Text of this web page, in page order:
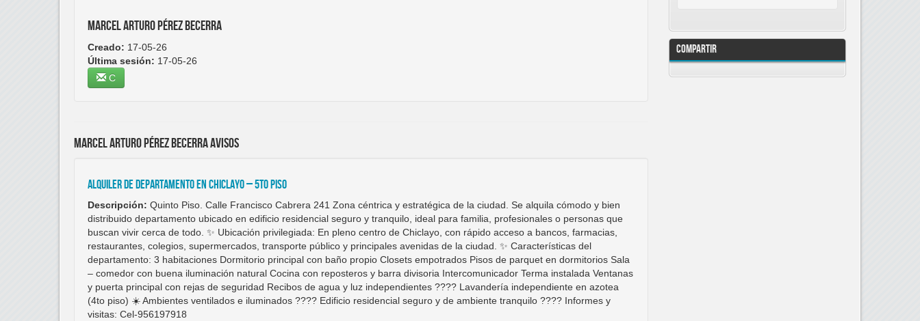
Marcel Arturo Pérez Becerra
Creado: 17-05-26
Última sesión: 17-05-26
C
Marcel Arturo Pérez Becerra avisos
ALQUILER DE DEPARTAMENTO EN CHICLAYO – 5TO PISO
Descripción: Quinto Piso. Calle Francisco Cabrera 241 Zona céntrica y estratégica de la ciudad. Se alquila cómodo y bien
distribuido departamento ubicado en edificio residencial seguro y tranquilo, ideal para familia, profesionales o personas que
buscan vivir cerca de todo. ✨ Ubicación privilegiada: En pleno centro de Chiclayo, con rápido acceso a bancos, farmacias,
restaurantes, colegios, supermercados, transporte público y principales avenidas de la ciudad. ✨ Características del
departamento: 3 habitaciones Dormitorio principal con baño propio Closets empotrados Pisos de parquet en dormitorios Sala
– comedor con buena iluminación natural Cocina con reposteros y barra divisoria Intercomunicador Terma instalada Ventanas
y puerta principal con rejas de seguridad Recibos de agua y luz independientes ???? Lavandería independiente en azotea
(4to piso) ☀️ Ambientes ventilados e iluminados ???? Edificio residencial seguro y de ambiente tranquilo ???? Informes y
visitas: Cel-956197918
Compartir